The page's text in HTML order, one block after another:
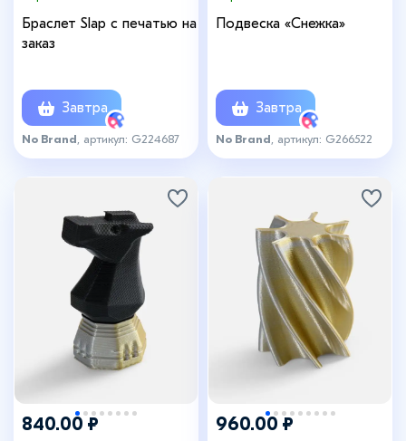
Браслет Slap с печатью на
заказ
Завтра
No Brand , артикул: G224687
Подвеска «Снежка»
Завтра
No Brand , артикул: G266522
840.00 ₽ 960.00 ₽